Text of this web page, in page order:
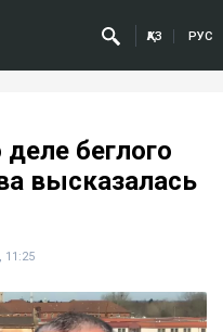
ҚАЗ РУС
беглого
высказалась
11:25